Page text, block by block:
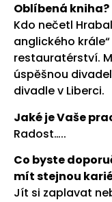
Oblíbená kniha?
Kdo nečetl
anglického
restauratérství.
úspěšnou
divadle v Liberci.
Jaké je Vaše
Radost…..
Co byste
mít stejnou
Jít si zaplavat